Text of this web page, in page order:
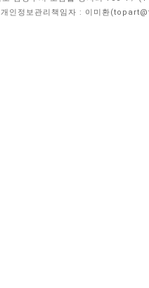
개인정보관리책임자 : 이미환